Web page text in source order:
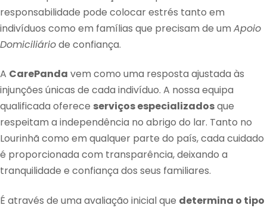
responsabilidade pode colocar estrés tanto em
indivíduos como em famílias que precisam de um Apoio
Domiciliáriode confiança.
A CarePanda vem como uma resposta ajustada às
injunções únicas de cada indivíduo. A nossa equipa
qualificada oferece serviços especializadosque
respeitam a independência no abrigo do lar. Tanto no
Lourinhã como em qualquer parte do país, cada cuidado
é proporcionada com transparência, deixando a
tranquilidade e confiança dos seus familiares.
É através de uma avaliação inicial que determina o tipo